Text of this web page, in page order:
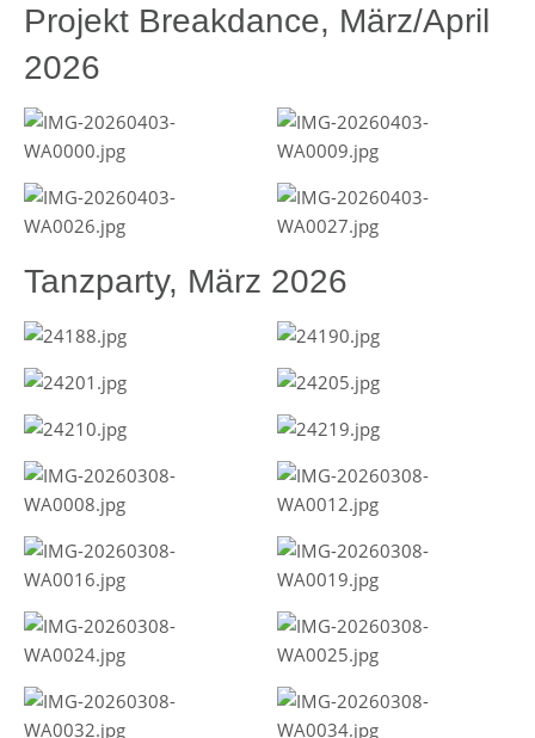
Projekt Breakdance, März/April
2026
Tanzparty, März 2026